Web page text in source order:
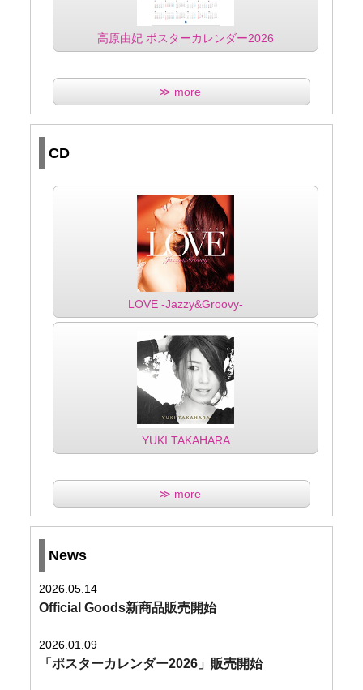
高原由妃 ポスターカレンダー2026
≫ more
CD
LOVE -Jazzy&Groovy-
YUKI TAKAHARA
≫ more
News
2026.05.14
Official Goods新商品販売開始
2026.01.09
「ポスターカレンダー2026」販売開始